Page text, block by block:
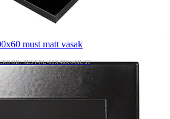
must matt vasak
REST-NL-60X40X6-MUST